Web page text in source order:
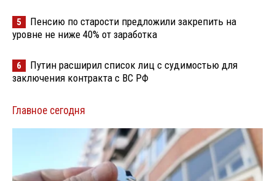
5
Пенсию по старости предложили закрепить на
уровне не ниже 40% от заработка
6
Путин расширил список лиц с судимостью для
заключения контракта с ВС РФ
Главное сегодня